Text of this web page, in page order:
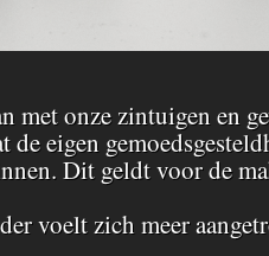
met onze zintuigen en
eigen
Dit geldt voor de
voelt zich meer